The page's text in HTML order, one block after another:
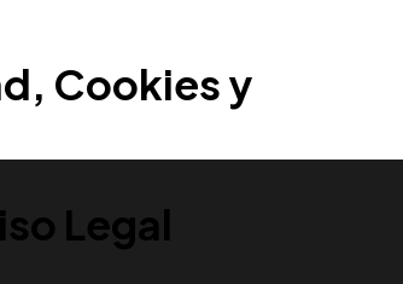
Cookies y
Legal